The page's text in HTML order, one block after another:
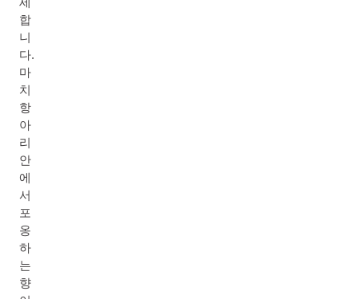
합
니
다.
마
치
항
아
리
안
에
서
포
옹
하
는
향